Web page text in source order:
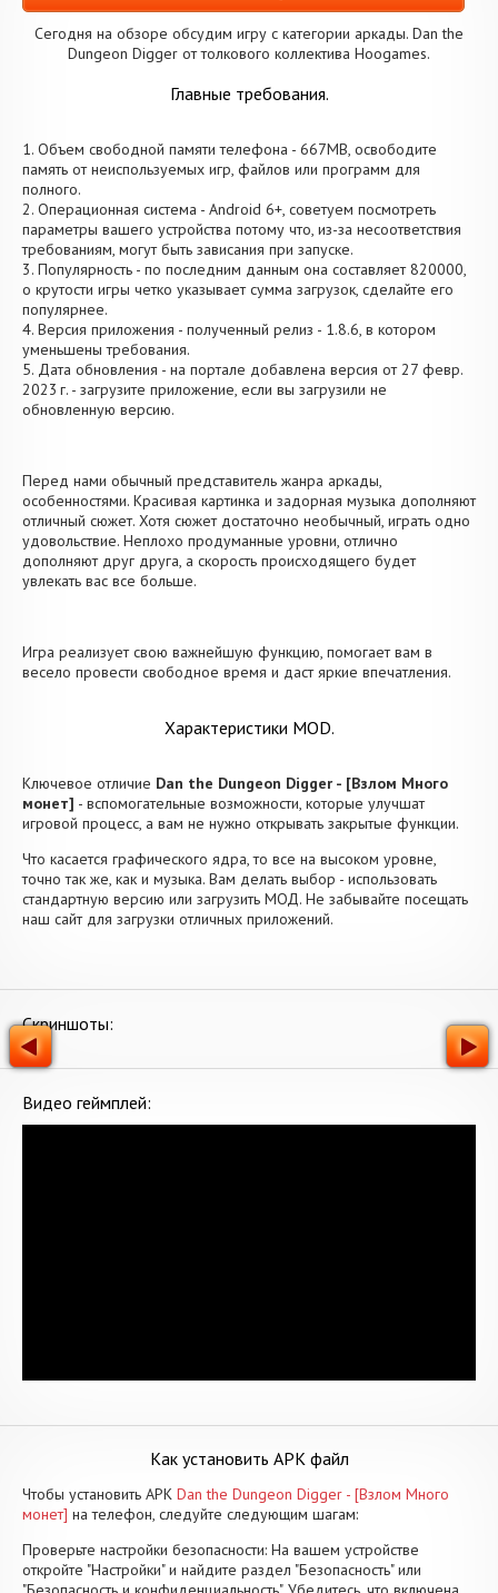
Сегодня на обзоре обсудим игру с категории аркады. Dan the
Dungeon Digger от толкового коллектива Hoogames.
Главные требования.
1. Объем свободной памяти телефона - 667MB, освободите
память от неиспользуемых игр, файлов или программ для
полного.
2. Операционная система - Android 6+, советуем посмотреть
параметры вашего устройства потому что, из-за несоответствия
требованиям, могут быть зависания при запуске.
3. Популярность - по последним данным она составляет 820000,
о крутости игры четко указывает сумма загрузок, сделайте его
популярнее.
4. Версия приложения - полученный релиз - 1.8.6, в котором
уменьшены требования.
5. Дата обновления - на портале добавлена версия от 27 февр.
2023 г. - загрузите приложение, если вы загрузили не
обновленную версию.
Перед нами обычный представитель жанра аркады,
особенностями. Красивая картинка и задорная музыка дополняют
отличный сюжет. Хотя сюжет достаточно необычный, играть одно
удовольствие. Неплохо продуманные уровни, отлично
дополняют друг друга, а скорость происходящего будет
увлекать вас все больше.
Игра реализует свою важнейшую функцию, помогает вам в
весело провести свободное время и даст яркие впечатления.
Характеристики MOD.
Ключевое отличие Dan the Dungeon Digger - [Взлом Много
монет] - вспомогательные возможности, которые улучшат
игровой процесс, а вам не нужно открывать закрытые функции.
Что касается графического ядра, то все на высоком уровне,
точно так же, как и музыка. Вам делать выбор - использовать
стандартную версию или загрузить МОД. Не забывайте посещать
наш сайт для загрузки отличных приложений.
Скриншоты:
Видео геймплей:
Как установить APK файл
Чтобы установить APK Dan the Dungeon Digger - [Взлом Много
монет] на телефон, следуйте следующим шагам:
Проверьте настройки безопасности: На вашем устройстве
откройте "Настройки" и найдите раздел "Безопасность" или